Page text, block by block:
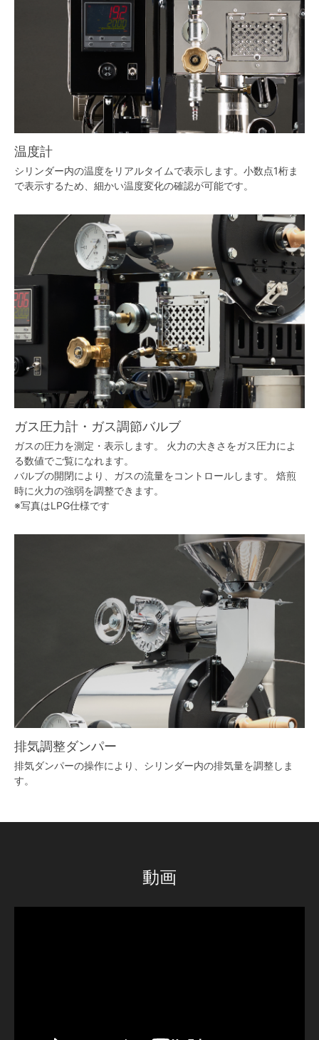
温度計
シリンダー内の温度をリアルタイムで表示します。小数点1桁ま
で表示するため、細かい温度変化の確認が可能です。
ガス圧力計・ガス調節バルブ
ガスの圧力を測定・表示します。 火力の大きさをガス圧力によ
る数値でご覧になれます。
バルブの開閉により、ガスの流量をコントロールします。 焙煎
時に火力の強弱を調整できます。
※写真はLPG仕様です
排気調整ダンパー
排気ダンパーの操作により、シリンダー内の排気量を調整しま
す。
動画